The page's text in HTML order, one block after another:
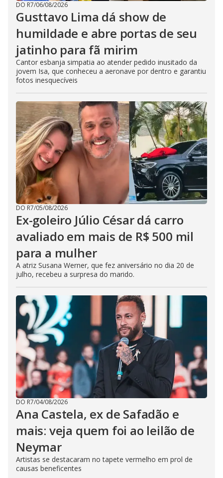
DO R7/06/08/2026
Gusttavo Lima dá show de
humildade e abre portas de seu
jatinho para fã mirim
Cantor esbanja simpatia ao atender pedido inusitado da
jovem Isa, que conheceu a aeronave por dentro e garantiu
fotos inesquecíveis
DO R7/05/08/2026
Ex-goleiro Júlio César dá carro
avaliado em mais de R$ 500 mil
para a mulher
A atriz Susana Werner, que fez aniversário no dia 20 de
julho, recebeu a surpresa do marido.
DO R7/04/08/2026
Ana Castela, ex de Safadão e
mais: veja quem foi ao leilão de
Neymar
Artistas se destacaram no tapete vermelho em prol de
causas beneficentes